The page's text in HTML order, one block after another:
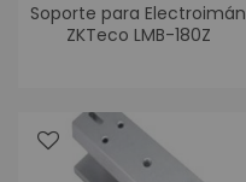
Soporte para Electroimán
ZKTeco LMB-180Z